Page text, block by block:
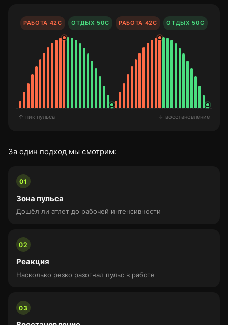
РАБОТА 42С ОТДЫХ 50С РАБОТА 42С ОТДЫХ 50С
↑ пик пульса ↓ восстановление
За один подход мы смотрим:
01
Зона пульса
Дошёл ли атлет до рабочей интенсивности
02
Реакция
Насколько резко разогнал пульс в работе
03